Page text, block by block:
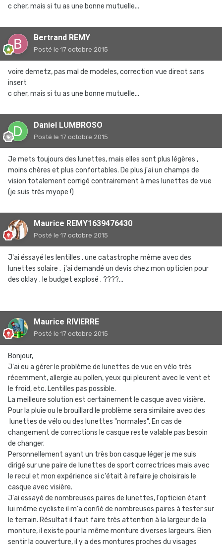
c cher, mais si tu as une bonne mutuelle...
Bertrand REMY
Posté le 17 octobre 2015
voire demetz, pas mal de modeles, correction vue direct sans
insert
c cher, mais si tu as une bonne mutuelle...
Daniel LUMBROSO
Posté le 17 octobre 2015
Je mets toujours des lunettes, mais elles sont plus légères ,
moins chères et plus confortables. De plus j'ai un champs de
vision totalement corrigé contrairement à mes lunettes de vue
(je suis très myope !)
Maurice REMY1639476430
Posté le 17 octobre 2015
J'ai éssayé les lentilles . une catastrophe même avec des
lunettes solaire . j'ai demandé un devis chez mon opticien pour
des oklay . le budget explosé . ????...
Maurice RIVIERRE
Posté le 17 octobre 2015
Bonjour,
J'ai eu a gérer le problème de lunettes de vue en vélo très
récemment, allergie au pollen, yeux qui pleurent avec le vent et
le froid, etc. Lentilles pas possible.
La meilleure solution est certainement le casque avec visière.
Pour la pluie ou le brouillard le problème sera similaire avec des
lunettes de vélo ou des lunettes "normales". En cas de
changement de corrections le casque reste valable pas besoin
de changer.
Personnellement ayant un très bon casque léger je me suis
dirigé sur une paire de lunettes de sport correctrices mais avec
le recul et mon expérience si c'était à refaire je choisirais le
casque avec visière.
J'ai essayé de nombreuses paires de lunettes, l'opticien étant
lui même cycliste il m'a confié de nombreuses paires à tester sur
le terrain. Résultat il faut faire très attention à la largeur de la
monture, il existe pour la même monture diverses largeurs. Bien
sentir la couverture, il y a des montures proches du visages